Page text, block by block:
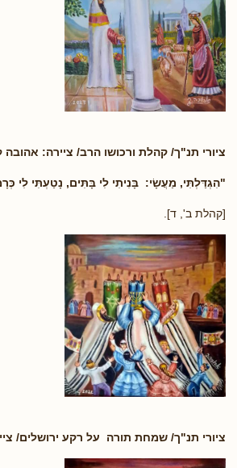
ציורי תנ"ך/ קהלת ורכושו הרב/ ציירה: אהובה
"הִגְדַּלְתִּי, מַעֲשָׂי: בָּנִיתִי לִי בָּתִּים, נָטַעְתִּי לִי
[קהלת ב', ד].
ציורי תנ"ך/ שמחת תורה על רקע ירושלים/